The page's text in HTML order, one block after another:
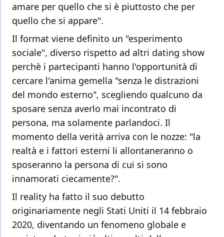
amare per quello che si è piuttosto che per
quello che si appare".
Il format viene definito un "esperimento
sociale", diverso rispetto ad altri dating show
perchè i partecipanti hanno l'opportunità di
cercare l'anima gemella "senza le distrazioni
del mondo esterno", scegliendo qualcuno da
sposare senza averlo mai incontrato di
persona, ma solamente parlandoci. Il
momento della verità arriva con le nozze: "la
realtà e i fattori esterni li allontaneranno o
sposeranno la persona di cui si sono
innamorati ciecamente?".
Il reality ha fatto il suo debutto
originariamente negli Stati Uniti il 14 febbraio
2020, diventando un fenomeno globale e